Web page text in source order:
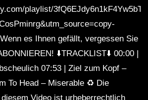
playlist/
es Ihnen gefällt, vergessen Sie
⬇️TRACKLIST⬇️ 00:00 |
07:53 | Ziel zum Kopf –
To Head – Miserable ♻️ Die
Video ist urheberrechtlich